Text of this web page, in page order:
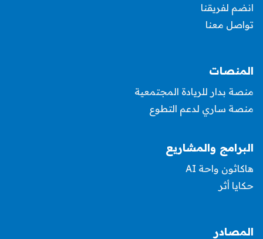
انضم لفريقنا
تواصل معنا
المنصات
منصة بدار للريادة المجتمعية
منصة ساري لدعم التطوع
البرامج والمشاريع
هاكاثون واحة AI
حكايا أثر
المصادر